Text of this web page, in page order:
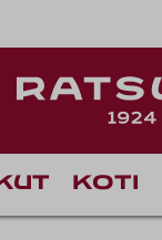
Koti